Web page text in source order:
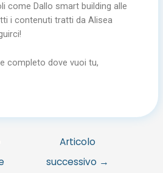
come Dallo smart building alle
i contenuti tratti da Alisea
completo dove vuoi tu,
Articolo
successivo →